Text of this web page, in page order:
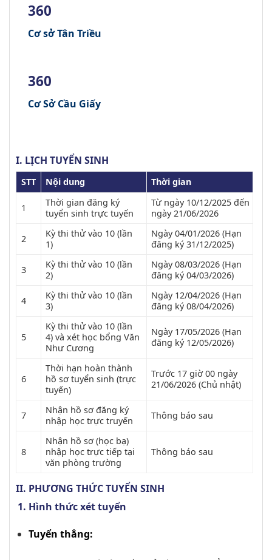
360
Cơ sở Tân Triều
360
Cơ Sở Cầu Giấy
I. LỊCH TUYỂN SINH
STT Nội dung Thời gian
1
Thời gian đăng ký
tuyển sinh trực tuyến
Từ ngày 10/12/2025 đến
ngày 21/06/2026
2
Kỳ thi thử vào 10 (lần
1)
Ngày 04/01/2026 (Hạn
đăng ký 31/12/2025)
3
Kỳ thi thử vào 10 (lần
2)
Ngày 08/03/2026 (Hạn
đăng ký 04/03/2026)
4
Kỳ thi thử vào 10 (lần
3)
Ngày 12/04/2026 (Hạn
đăng ký 08/04/2026)
5
Kỳ thi thử vào 10 (lần
4) và xét học bổng Văn
Như Cương
Ngày 17/05/2026 (Hạn
đăng ký 12/05/2026)
6
Thời hạn hoàn thành
hồ sơ tuyển sinh (trực
tuyến)
Trước 17 giờ 00 ngày
21/06/2026 (Chủ nhật)
7
Nhận hồ sơ đăng ký
nhập học trực truyến
Thông báo sau
8
Nhận hồ sơ (học bạ)
nhập học trực tiếp tại
văn phòng trường
Thông báo sau
II. PHƯƠNG THỨC TUYỂN SINH
Hình thức xét tuyển
Tuyển thẳng: